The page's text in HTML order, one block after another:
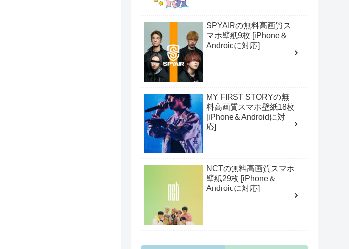
SPYAIRの無料高画質ス
マホ壁紙9枚 [iPhone＆
Androidに対応]
MY FIRST STORYの無
料高画質スマホ壁紙18枚
[iPhone＆Androidに対
応]
NCTの無料高画質スマホ
壁紙29枚 [iPhone＆
Androidに対応]